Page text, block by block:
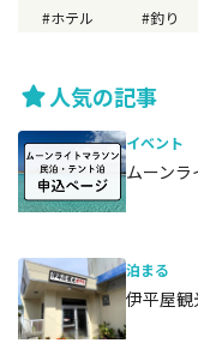
ホテル
釣り
人気の記事
イベント
ムーン
泊まる
伊平屋